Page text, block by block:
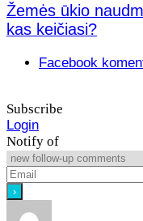
Žemės ūkio
kas keičiasi?
Facebook
Subscribe
Login
Notify of